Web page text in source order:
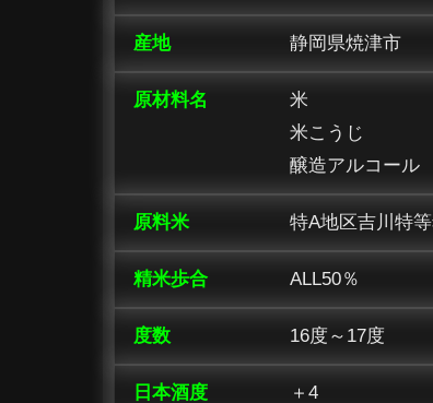
産地 静岡県焼津市
原材料名
米
米こうじ
醸造アルコール
原料米 特A地区吉川特
精米歩合 ALL50％
度数 16度～17度
日本酒度 ＋4